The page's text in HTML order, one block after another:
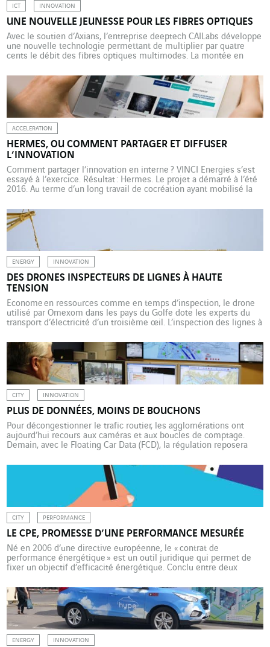
ICT INNOVATION
UNE NOUVELLE JEUNESSE POUR LES FIBRES OPTIQUES
Avec le soutien d’Axians, l’entreprise deeptech CAILabs développe
une nouvelle technologie permettant de multiplier par quatre
cents le débit des fibres optiques multimodes. La montée en
transmission des fibres optiques vieillissantes, notamment celles
dites multimodes, principalement utilisées pour les
communications à courte distance, sur […]
ACCELERATION
HERMES, OU COMMENT PARTAGER ET DIFFUSER
L’INNOVATION
Comment partager l’innovation en interne ? VINCI Energies s’est
essayé à l’exercice. Résultat : Hermes. Le projet a démarré à l’été
2016. Au terme d’un long travail de cocréation ayant mobilisé la
Hermes a été lancée en mars 2018. Cette nouvelle plateforme
répertorie l’ensemble des projets innovants menés […]
ENERGY INNOVATION
DES DRONES INSPECTEURS DE LIGNES À HAUTE
TENSION
Économe en ressources comme en temps d’inspection, le drone
utilisé par Omexom dans les pays du Golfe dote les experts du
transport d’électricité d’un troisième œil. L’inspection des lignes à
s’avérer périlleuse. Elle est, dans tous les cas, très chronophage
quand elle est réalisée de façon […]
CITY INNOVATION
PLUS DE DONNÉES, MOINS DE BOUCHONS
Pour décongestionner le trafic routier, les agglomérations ont
aujourd’hui recours aux caméras et aux boucles de comptage.
Demain, avec le Floating Car Data (FCD), la régulation reposera
véhicules en mouvement. Exemple à Rouen (France) où la
collectivité travaille avec Citeos. On connaît leur pouvoir de
nuisance environnementale, […]
CITY PERFORMANCE
LE CPE, PROMESSE D’UNE PERFORMANCE MESURÉE
Né en 2006 d’une directive européenne, le « contrat de
performance énergétique » est un outil juridique qui permet de
fixer un objectif d’efficacité énergétique. Conclu entre deux
éclairage public, etc.), il impose une « garantie de performance
énergétique ». Concrètement, l’opérateur en charge des travaux
est assujetti à […]
ENERGY INNOVATION